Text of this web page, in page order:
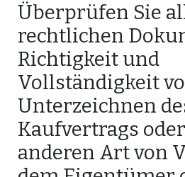
Überprüfen Sie
rechtlichen
Richtigkeit und
Vollständigkeit
Unterzeichnen
Kaufvertrags
anderen Art von